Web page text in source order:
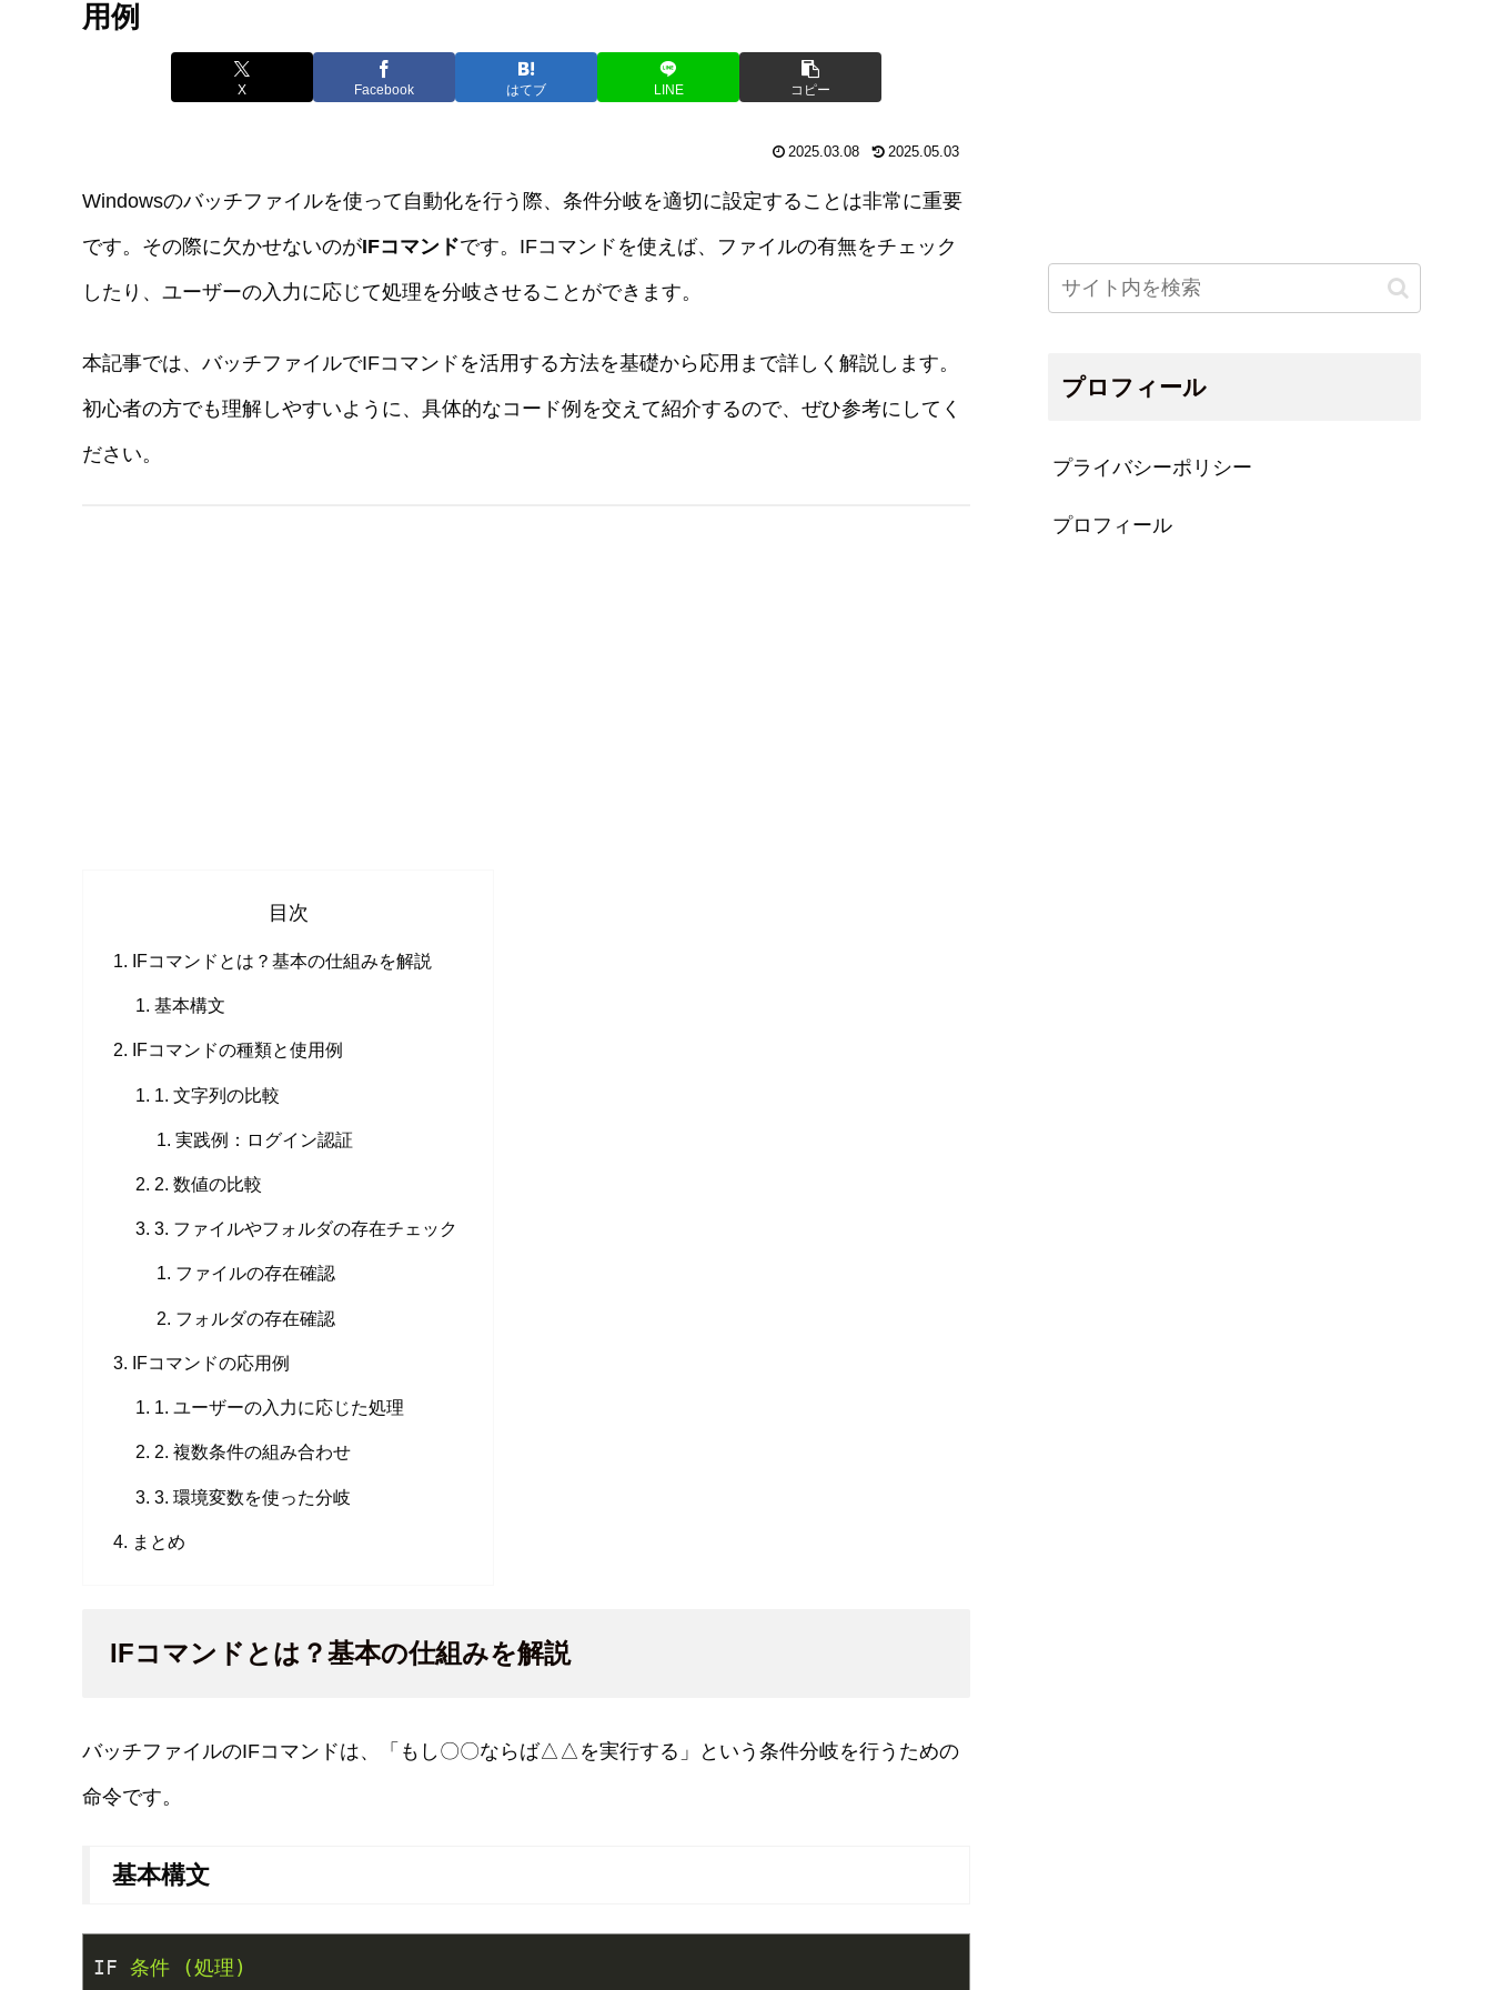
用例
X Facebook はてブ LINE コピー
2025.03.08 2025.05.03
Windowsのバッチファイルを使って自動化を行う際、条件分岐を適切に設定することは非常に重要
です。その際に欠かせないのがIFコマンドです。IFコマンドを使えば、ファイルの有無をチェック
したり、ユーザーの入力に応じて処理を分岐させることができます。
本記事では、バッチファイルでIFコマンドを活用する方法を基礎から応用まで詳しく解説します。
初心者の方でも理解しやすいように、具体的なコード例を交えて紹介するので、ぜひ参考にしてく
ださい。
目次
IFコマンドとは？基本の仕組みを解説
基本構文
IFコマンドの種類と使用例
1. 文字列の比較
実践例：ログイン認証
2. 数値の比較
3. ファイルやフォルダの存在チェック
ファイルの存在確認
フォルダの存在確認
IFコマンドの応用例
1. ユーザーの入力に応じた処理
2. 複数条件の組み合わせ
3. 環境変数を使った分岐
まとめ
IFコマンドとは？基本の仕組みを解説
バッチファイルのIFコマンドは、「もし〇〇ならば△△を実行する」という条件分岐を行うための
命令です。
基本構文
IF 条件 (処理)
プロフィール
プライバシーポリシー
プロフィール